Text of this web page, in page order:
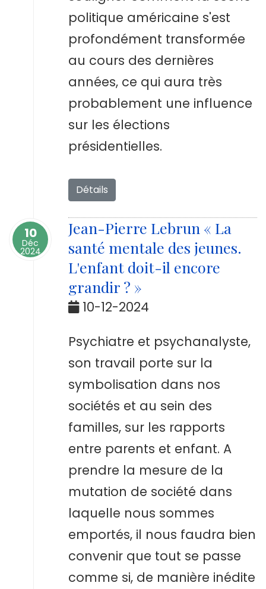
politique américaine s'est
profondément transformée
au cours des dernières
années, ce qui aura très
probablement une influence
sur les élections
présidentielles.
Détails
10
Déc
2024
Jean-Pierre Lebrun « La
santé mentale des jeunes.
L'enfant doit-il encore
grandir ? »
10-12-2024
Psychiatre et psychanalyste,
son travail porte sur la
symbolisation dans nos
sociétés et au sein des
familles, sur les rapports
entre parents et enfant. A
prendre la mesure de la
mutation de société dans
laquelle nous sommes
emportés, il nous faudra bien
convenir que tout se passe
comme si, de manière inédite